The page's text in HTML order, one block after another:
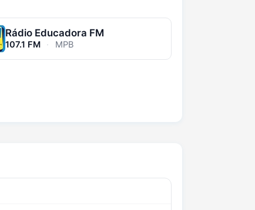
Rádio Educadora FM
107.1 FM · MPB